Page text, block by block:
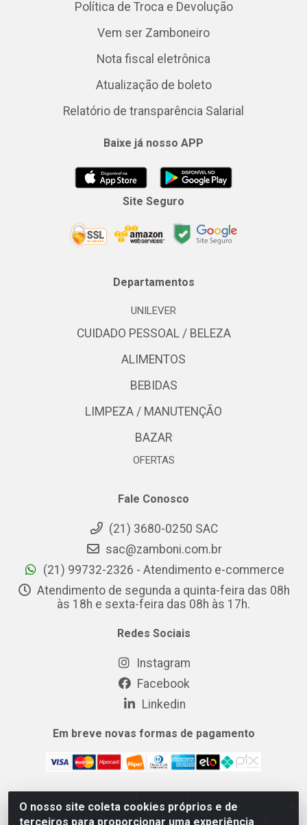
O nosso site coleta cookies próprios e de
terceiros para proporcionar uma experiência
Política de Troca e Devolução
Vem ser Zamboneiro
Nota fiscal eletrônica
Atualização de boleto
Relatório de transparência Salarial
Baixe já nosso APP
Site Seguro
Departamentos
UNILEVER
CUIDADO PESSOAL / BELEZA
ALIMENTOS
BEBIDAS
LIMPEZA / MANUTENÇÃO
BAZAR
OFERTAS
Fale Conosco
(21) 3680-0250 SAC
sac@zamboni.com.br
(21) 99732-2326 - Atendimento e-commerce
Atendimento de segunda a quinta-feira das 08h
às 18h e sexta-feira das 08h às 17h.
Redes Sociais
Instagram
Facebook
Linkedin
Em breve novas formas de pagamento
MIX CERTO DISTRIBUIDORA DE COSMÉTICOS ALIMENTOS E